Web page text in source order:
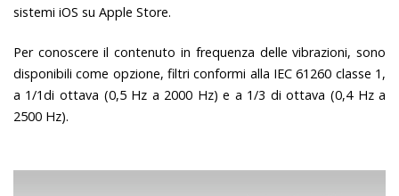
sistemi iOS su Apple Store.
Per conoscere il contenuto in frequenza delle vibrazioni, sono
disponibili come opzione, filtri conformi alla IEC 61260 classe 1,
a 1/1di ottava (0,5 Hz a 2000 Hz) e a 1/3 di ottava (0,4 Hz a
2500 Hz).